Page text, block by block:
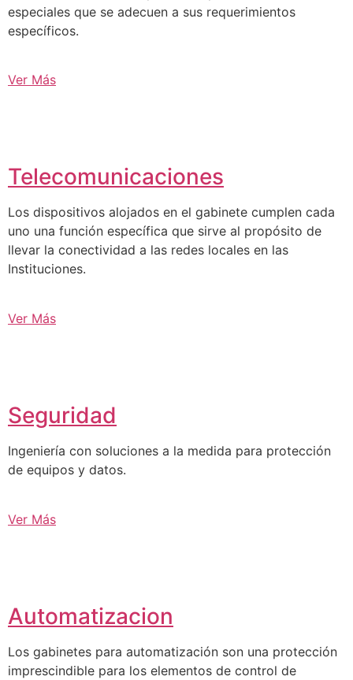
especiales que se adecuen a sus requerimientos
específicos.
Ver Más
Telecomunicaciones
Los dispositivos alojados en el gabinete cumplen cada
uno una función específica que sirve al propósito de
llevar la conectividad a las redes locales en las
Instituciones.
Ver Más
Seguridad
Ingeniería con soluciones a la medida para protección
de equipos y datos.
Ver Más
Automatizacion
Los gabinetes para automatización son una protección
imprescindible para los elementos de control de